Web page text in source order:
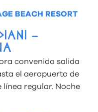
BEACH RESORT
–
convenida salida
el aeropuerto de
línea regular. Noche